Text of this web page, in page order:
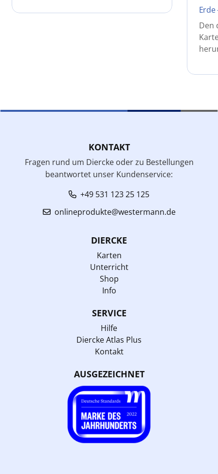
Den
KONTAKT
Fragen rund um Diercke oder zu Bestellungen
beantwortet unser Kundenservice:
+49 531 123 25 125
onlineprodukte@westermann.de
DIERCKE
Karten
Unterricht
Shop
Info
SERVICE
Hilfe
Diercke Atlas Plus
Kontakt
AUSGEZEICHNET